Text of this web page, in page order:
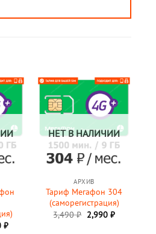
₽Текущая
НЕТ В НАЛИЧИИ
АРХИВ
Тариф Мегафон 304
(саморегистрация)
3,490₽ Первоначальная
цена
2,990 ₽Текущая